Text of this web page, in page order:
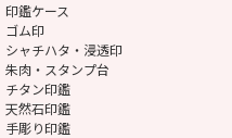
印鑑ケース
ゴム印
シャチハタ・浸透印
朱肉・スタンプ台
チタン印鑑
天然石印鑑
手彫り印鑑